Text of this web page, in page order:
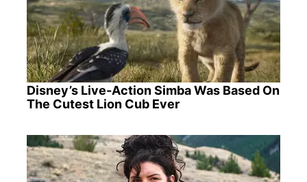
Disney’s Live-Action Simba Was Based On
The Cutest Lion Cub Ever